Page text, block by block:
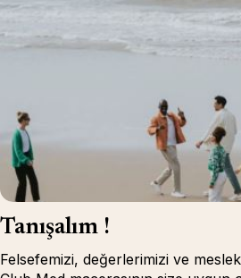
Tanışalım !
Felsefemizi, değerlerimizi ve